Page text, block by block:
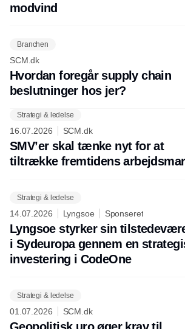
modvind
Branchen
SCM.dk
Hvordan foregår supply chain
beslutninger hos jer?
Strategi & ledelse
16.07.2026 SCM.dk
SMV’er skal tænke nyt for at
tiltrække fremtidens
Strategi & ledelse
14.07.2026 Lyngsoe Sponseret
Lyngsoe styrker sin
i Sydeuropa gennem en
investering i CodeOne
Strategi & ledelse
01.07.2026 SCM.dk